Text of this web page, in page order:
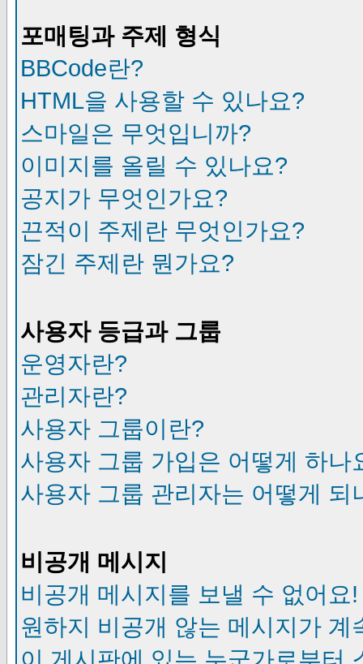
포매팅과 주제 형식
BBCode란?
HTML을 사용할 수 있나요?
스마일은 무엇입니까?
이미지를 올릴 수 있나요?
공지가 무엇인가요?
끈적이 주제란 무엇인가요?
잠긴 주제란 뭔가요?
사용자 등급과 그룹
운영자란?
관리자란?
사용자 그룹이란?
사용자 그룹 가입은 어떻게 하나
사용자 그룹 관리자는 어떻게 되
비공개 메시지
비공개 메시지를 보낼 수 없어요!
원하지 비공개 않는 메시지가 계